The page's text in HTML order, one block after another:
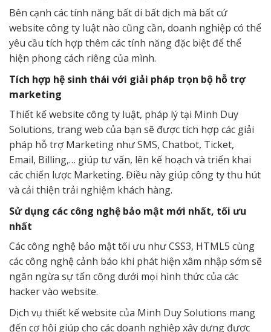
Bên cạnh các tính năng bất di bất dịch mà bất cứ
website công ty luật nào cũng cần, doanh nghiệp có thể
yêu cầu tích hợp thêm các tính năng đặc biệt để thể
hiện phong cách riêng của mình.
Tích hợp hệ sinh thái với giải pháp trọn bộ hỗ trợ
marketing
Thiết kế website công ty luật, pháp lý tại Minh Duy
Solutions, trang web của bạn sẽ được tích hợp các giải
pháp hỗ trợ Marketing như SMS, Chatbot, Ticket,
Email, Billing,… giúp tư vấn, lên kế hoạch và triển khai
các chiến lược Marketing. Điều này giúp công ty thu hút
và cải thiện trải nghiệm khách hàng.
Sử dụng các công nghệ bảo mật mới nhất, tối ưu
nhất
Các công nghệ bảo mật tối ưu như CSS3, HTML5 cùng
các công nghệ cảnh báo khi phát hiện xâm nhập sớm sẽ
ngăn ngừa sự tấn công dưới mọi hình thức của các
hacker vào website.
Dịch vụ thiết kế website của Minh Duy Solutions mang
đến cơ hội giúp cho các doanh nghiệp xây dựng được